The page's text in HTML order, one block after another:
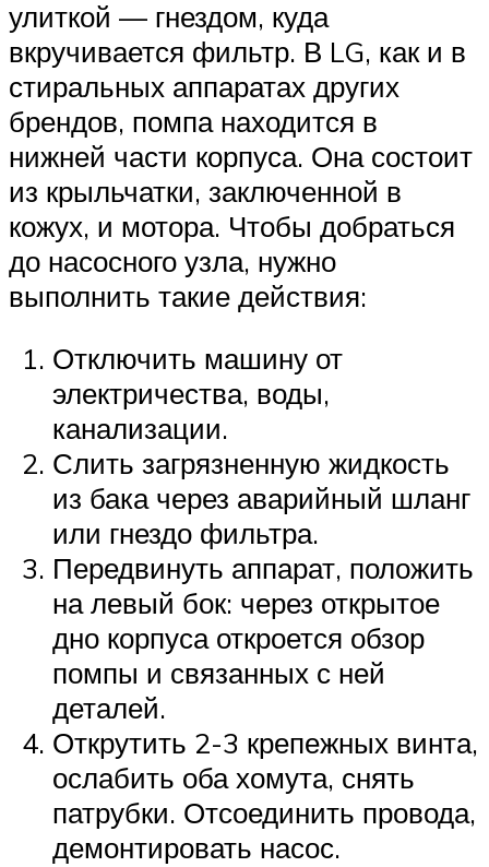
улиткой — гнездом, куда
вкручивается фильтр. В LG, как и в
стиральных аппаратах других
брендов, помпа находится в
нижней части корпуса. Она состоит
из крыльчатки, заключенной в
кожух, и мотора. Чтобы добраться
до насосного узла, нужно
выполнить такие действия:
Отключить машину от
электричества, воды,
канализации.
Слить загрязненную жидкость
из бака через аварийный шланг
или гнездо фильтра.
Передвинуть аппарат, положить
на левый бок: через открытое
дно корпуса откроется обзор
помпы и связанных с ней
деталей.
Открутить 2-3 крепежных винта,
ослабить оба хомута, снять
патрубки. Отсоединить провода,
демонтировать насос.